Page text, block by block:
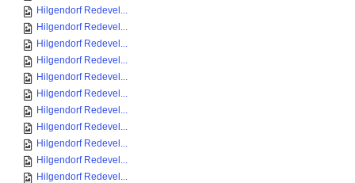
Hilgendorf Redevel...
Hilgendorf Redevel...
Hilgendorf Redevel...
Hilgendorf Redevel...
Hilgendorf Redevel...
Hilgendorf Redevel...
Hilgendorf Redevel...
Hilgendorf Redevel...
Hilgendorf Redevel...
Hilgendorf Redevel...
Hilgendorf Redevel...